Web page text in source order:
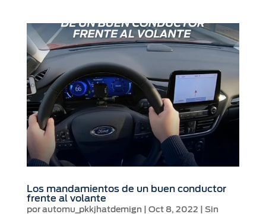
Los mandamientos de un buen conductor
frente al volante
por automu_pkkjhatdemign Oct 8, 2022
Sin